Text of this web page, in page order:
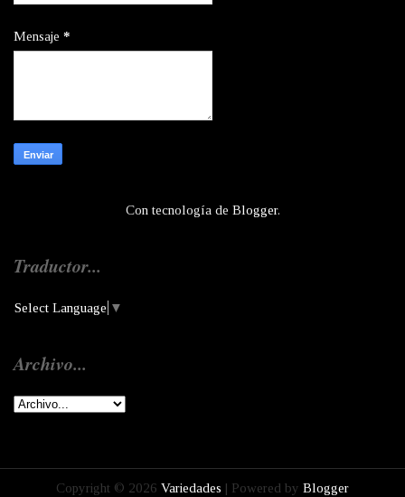
Mensaje *
Con tecnología de Blogger.
Traductor...
Select Language ▼
Archivo...
Copyright © 2026 Variedades | Powered by Blogger